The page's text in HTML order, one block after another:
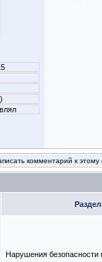
комментарий к
Раздел
Нарушения безопасности